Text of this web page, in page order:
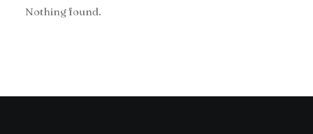
Nothing found.